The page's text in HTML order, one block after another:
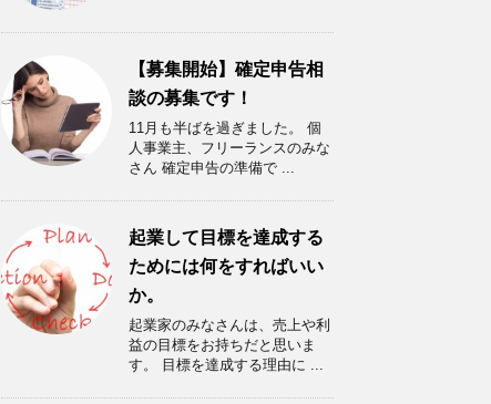
【募集開始】確定申告相
談の募集です！
11月も半ばを過ぎました。 個
人事業主、フリーランスのみな
さん 確定申告の準備で ...
起業して目標を達成する
ためには何をすればいい
か。
起業家のみなさんは、売上や利
益の目標をお持ちだと思いま
す。 目標を達成する理由に ...